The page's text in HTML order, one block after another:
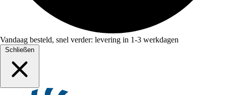
Vandaag besteld, snel verder: levering in 1-3 werkdagen
Schließen